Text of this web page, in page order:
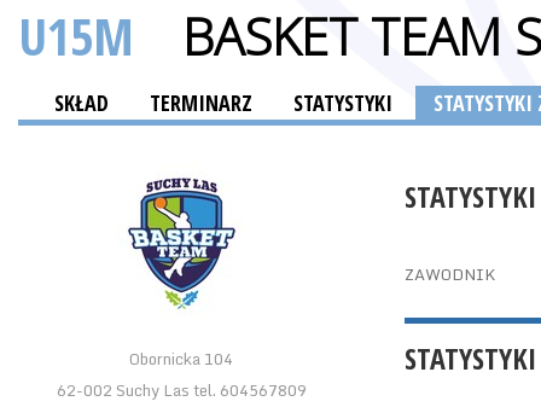
U15M BASKET TEAM
SKŁAD TERMINARZ STATYSTYKI
Obornicka 104
62-002 Suchy Las tel. 604567809
ZAWODNIK